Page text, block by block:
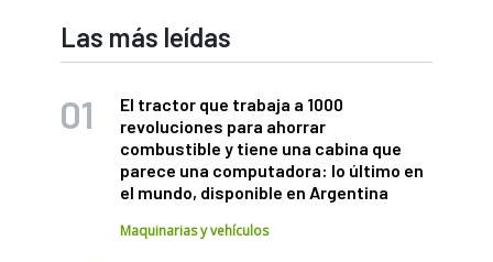
Las más leídas
El tractor que trabaja a 1000
revoluciones para ahorrar
combustible y tiene una cabina que
parece una computadora: lo último en
el mundo, disponible en Argentina
Maquinarias y vehículos